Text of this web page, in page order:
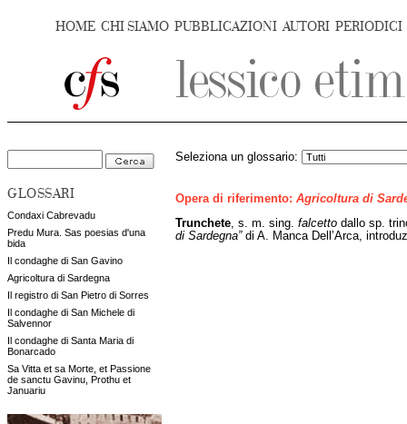
HOME CHI SIAMO PUBBLICAZIONI AUTORI PERIODICI
GLOSSARI
Condaxi Cabrevadu
Predu Mura. Sas poesias d'una
bida
Il condaghe di San Gavino
Agricoltura di Sardegna
Il registro di San Pietro di Sorres
Il condaghe di San Michele di
Salvennor
Il condaghe di Santa Maria di
Bonarcado
Sa Vitta et sa Morte, et Passione
de sanctu Gavinu, Prothu et
Januariu
Seleziona un glossario:
Opera di riferimento: Agricoltura di
Trunchete , s. m. sing. falcetto dallo sp.
di Sardegna”di A. Manca Dell’Arca,